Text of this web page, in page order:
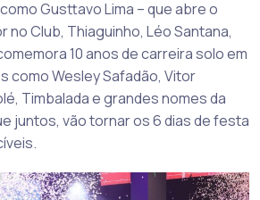
Gusttavo Lima – que abre o
no Club, Thiaguinho, Léo Santana,
10 anos de carreira solo em
como Wesley Safadão, Vitor
Timbalada e grandes nomes da
juntos, vão tornar os 6 dias de festa